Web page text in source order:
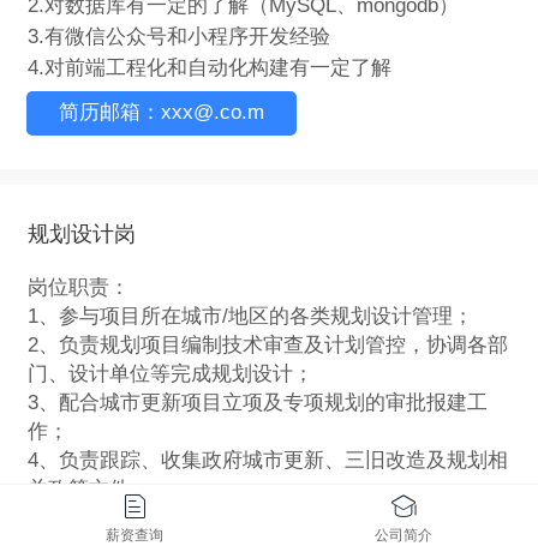
2.对数据库有一定的了解（MySQL、mongodb）
3.有微信公众号和小程序开发经验
4.对前端工程化和自动化构建有一定了解
简历邮箱：xxx@.co.m
规划设计岗
岗位职责：
1、参与项目所在城市/地区的各类规划设计管理；
2、负责规划项目编制技术审查及计划管控，协调各部
门、设计单位等完成规划设计；
3、配合城市更新项目立项及专项规划的审批报建工
作；
4、负责跟踪、收集政府城市更新、三旧改造及规划相
关政策文件；
5、负责与总部规划设计中心沟通汇报项目规划编制进
度，及时反馈项目规划设计问题等。
薪资查询 公司简介